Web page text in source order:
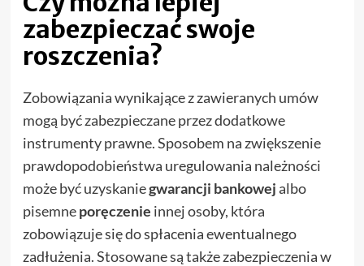
zabezpieczać swoje
roszczenia?
Zobowiązania wynikające z zawieranych umów
mogą być zabezpieczane przez dodatkowe
instrumenty prawne. Sposobem na zwiększenie
prawdopodobieństwa uregulowania należności
może być uzyskaniegwarancji bankowejalbo
pisemneporęczenie innej osoby, która
zobowiązuje się do spłacenia ewentualnego
zadłużenia. Stosowane są także zabezpieczenia w